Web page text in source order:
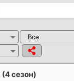
Все
сезон)